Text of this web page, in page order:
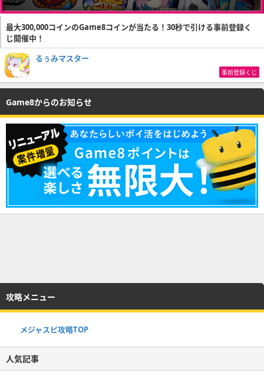
最大300,000コインのGame8コインが当たる！30秒で引ける事前登録く
じ開催中！
るぅみマスター
事前登録くじ
Game8からのお知らせ
攻略メニュー
メジャスピ攻略TOP
人気記事